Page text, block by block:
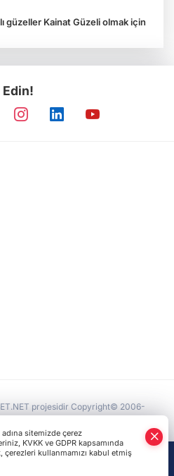
güzeller Kainat Güzeli olmak için
Üniversitesi 100 yaşında
Rus İşgaline Direniş Günü
Kırım” konulu
forum
Edin!
projesidir Copyright© 2006-
sitemizde çerez
KVKK ve GDPR kapsamında
kullanmamızı kabul etmiş